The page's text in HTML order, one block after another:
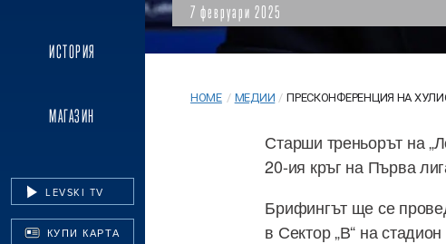
ИСТОРИЯ
МАГАЗИН
LEVSKI TV
КУПИ КАРТА
7 февруари 2025
HOME / МЕДИИ / ПРЕСКОНФЕРЕНЦИЯ НА
Старши треньорът на
20-ия кръг на Първа
Брифингът ще се
в Сектор „В“ на